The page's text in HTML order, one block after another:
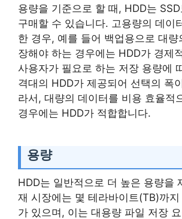
용량을 기준으로 할 때, HDD는
구매할 수 있습니다. 고용량의 데이
한 경우, 예를 들어 백업용으로 대량
장해야 하는 경우에는 HDD가 경제
사용자가 필요로 하는 저장 용량에
격대의 HDD가 제공되어 선택의 폭
라서, 대량의 데이터를 비용 효율적
경우에는 HDD가 적합합니다.
용량
HDD는 일반적으로 더 높은 용량을
재 시장에는 몇 테라바이트(TB)까
가 있으며, 이는 대용량 파일 저장